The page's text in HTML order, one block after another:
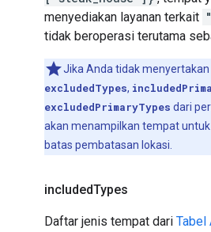
menyediakan layanan terkait
tidak beroperasi terutama
Jika Anda tidak menyertakan
excludedTypes,
excludedPrimaryTypes dari
akan menampilkan tempat
batas pembatasan lokasi.
includedTypes
Daftar jenis tempat dari Tabel